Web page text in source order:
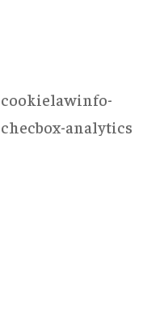
cookielawinfo-
checbox-analytics